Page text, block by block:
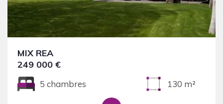
MIX REA
249 000 €
5 chambres 130 m²